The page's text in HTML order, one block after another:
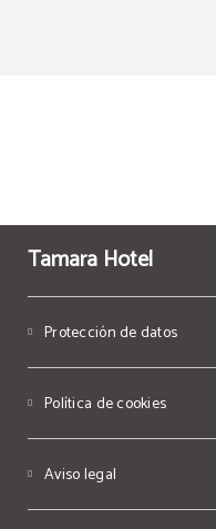
Tamara Hotel
Protección de datos
Política de cookies
Aviso legal